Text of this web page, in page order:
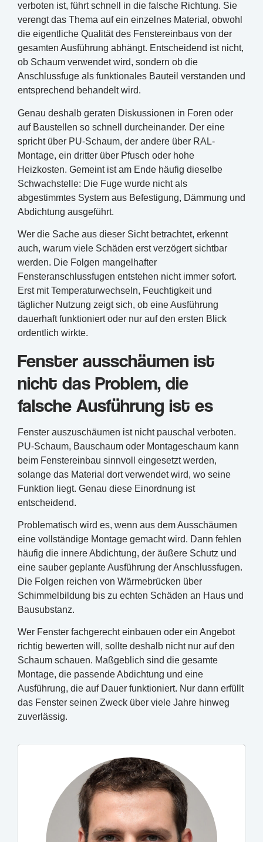
verboten ist, führt schnell in die falsche Richtung. Sie
verengt das Thema auf ein einzelnes Material, obwohl
die eigentliche Qualität des Fenstereinbaus von der
gesamten Ausführung abhängt. Entscheidend ist nicht,
ob Schaum verwendet wird, sondern ob die
Anschlussfuge als funktionales Bauteil verstanden und
entsprechend behandelt wird.
Genau deshalb geraten Diskussionen in Foren oder
auf Baustellen so schnell durcheinander. Der eine
spricht über PU-Schaum, der andere über RAL-
Montage, ein dritter über Pfusch oder hohe
Heizkosten. Gemeint ist am Ende häufig dieselbe
Schwachstelle: Die Fuge wurde nicht als
abgestimmtes System aus Befestigung, Dämmung und
Abdichtung ausgeführt.
Wer die Sache aus dieser Sicht betrachtet, erkennt
auch, warum viele Schäden erst verzögert sichtbar
werden. Die Folgen mangelhafter
Fensteranschlussfugen entstehen nicht immer sofort.
Erst mit Temperaturwechseln, Feuchtigkeit und
täglicher Nutzung zeigt sich, ob eine Ausführung
dauerhaft funktioniert oder nur auf den ersten Blick
ordentlich wirkte.
Fenster ausschäumen ist
nicht das Problem, die
falsche Ausführung ist es
Fenster auszuschäumen ist nicht pauschal verboten.
PU-Schaum, Bauschaum oder Montageschaum kann
beim Fenstereinbau sinnvoll eingesetzt werden,
solange das Material dort verwendet wird, wo seine
Funktion liegt. Genau diese Einordnung ist
entscheidend.
Problematisch wird es, wenn aus dem Ausschäumen
eine vollständige Montage gemacht wird. Dann fehlen
häufig die innere Abdichtung, der äußere Schutz und
eine sauber geplante Ausführung der Anschlussfugen.
Die Folgen reichen von Wärmebrücken über
Schimmelbildung bis zu echten Schäden an Haus und
Bausubstanz.
Wer Fenster fachgerecht einbauen oder ein Angebot
richtig bewerten will, sollte deshalb nicht nur auf den
Schaum schauen. Maßgeblich sind die gesamte
Montage, die passende Abdichtung und eine
Ausführung, die auf Dauer funktioniert. Nur dann erfüllt
das Fenster seinen Zweck über viele Jahre hinweg
zuverlässig.